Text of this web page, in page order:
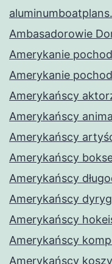
Ambasadorowie
Amerykanie
Amerykanie
Amerykańscy
Amerykańscy
Amerykańscy
Amerykańscy
Amerykańscy
Amerykańscy
Amerykańscy
Amerykańscy
Amerykańscy